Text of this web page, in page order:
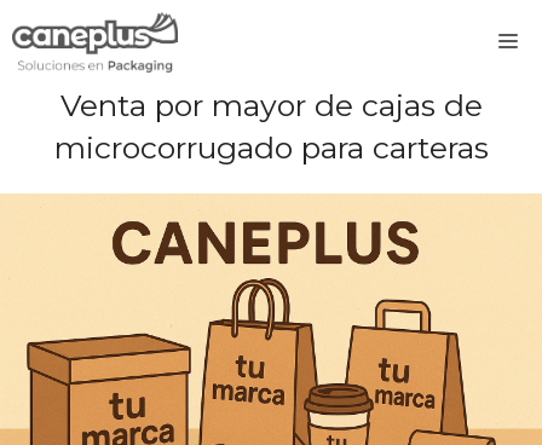
al
Venta por mayor de cajas de
microcorrugado para carteras